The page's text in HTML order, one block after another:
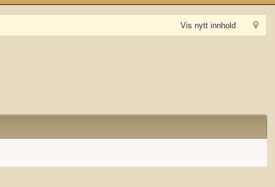
Vis nytt innhold